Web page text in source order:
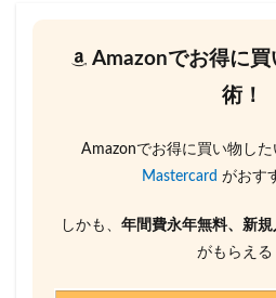
Amazonでお得に買
術！
Amazonでお得に買い物した
Mastercard がおす
しかも、 年間費永年無料、新
がもらえる